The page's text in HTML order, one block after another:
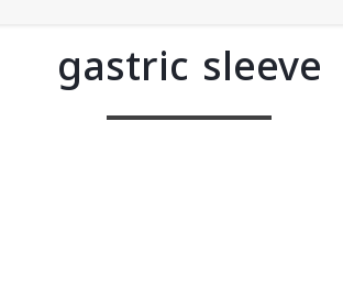
gastric sleeve